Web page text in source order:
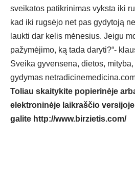
sveikatos patikrinimas vyksta iki
kad iki rugsėjo net pas gydytoją
laukti dar kelis mėnesius. Jeigu
pažymėjimo, ką tada daryti?“-
Sveika gyvensena, dietos,
gydymas
Toliau skaitykite popierinėje
elektroninėje laikraščio
galite http://www.birzietis.com/